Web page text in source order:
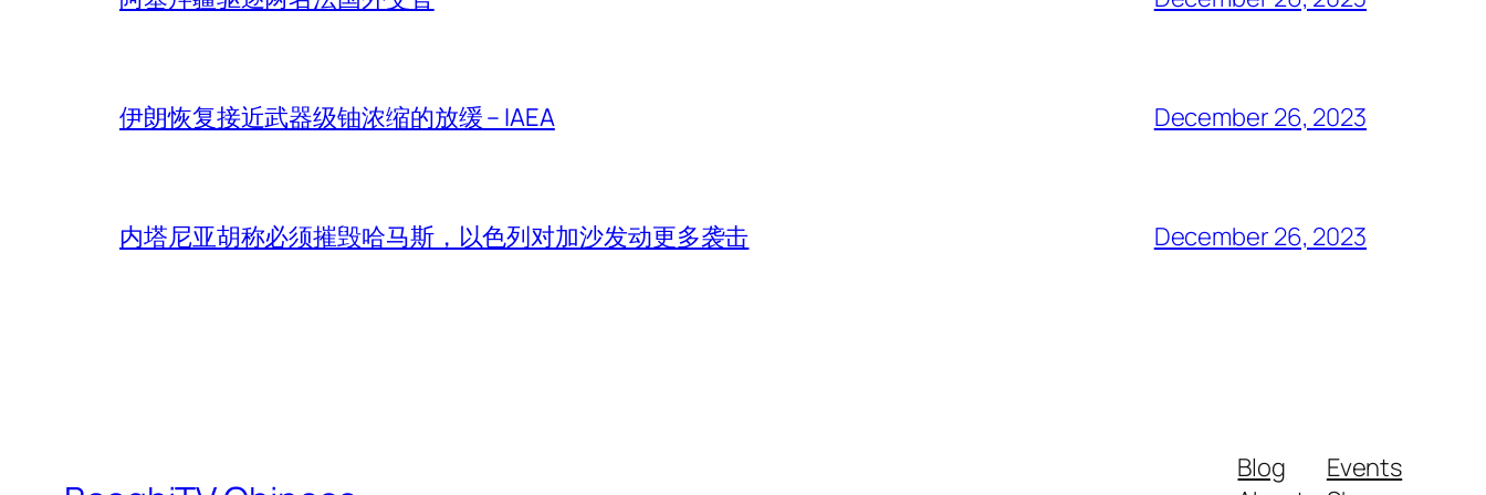
伊朗恢复接近武器级铀浓缩的放缓 – IAEA December 26, 2023
内塔尼亚胡称必须摧毁哈马斯，以色列对加沙发动更多袭击 December 26, 2023
Blog
Events